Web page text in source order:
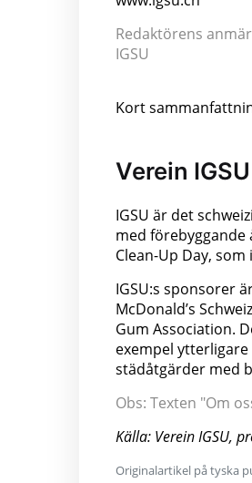
Redaktörens
IGSU
Kort
Verein IGSU
IGSU är det
med förebyggande
Clean-Up Day,
IGSU:s sponsorer
McDonald’s
Gum Association.
exempel
städåtgärder med
Obs: Texten "Om
Källa: Verein IGSU,
Originalartikel på tyska